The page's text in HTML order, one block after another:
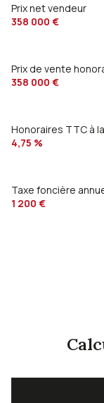
WC
chambre
Prix net vendeur
358 000 €
Prix de vente
358 000 €
Honoraires TTC à
4,75 %
Taxe foncière
1 200 €